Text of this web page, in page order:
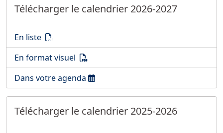
Télécharger le calendrier 2026-2027
Télécharger le calendrier 2026-2027
En liste (PDF)
Télécharger le calendrier 2026-2027
En format visuel (PDF)
Ouvrir le calendrier 2026-2027
Dans votre agenda
Télécharger le calendrier 2025-2026